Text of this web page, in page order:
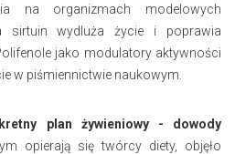
na organizmach modelowych
sirtuin wydluża życie i poprawia
jako modulatory aktywności
w piśmiennictwie naukowym.
plan żywieniowy - dowody
opierają się twórcy diety, objęło